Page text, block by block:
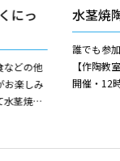
にっ
などの他
お楽しみ
茎焼で
水茎焼
誰でも参
【作陶
開催・12